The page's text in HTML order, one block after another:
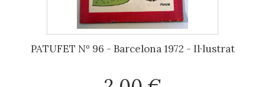
PATUFET Nº 96 - Barcelona 1972 - Il·lustrat